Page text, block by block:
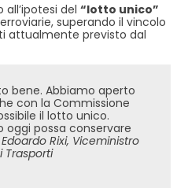
del “lotto unico”
superando il vincolo
attualmente previsto dal
con la Commissione
il lotto unico.
oggi possa conservare
Edoardo Rixi, Viceministro
Trasporti